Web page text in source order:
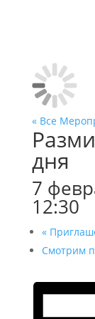
« Все
дня
7
12:30
«
Смотрим